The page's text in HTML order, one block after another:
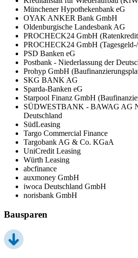
Münchener Hypothekenbank eG
OYAK ANKER Bank GmbH
Oldenburgische Landesbank AG
PROCHECK24 GmbH
PROCHECK24 GmbH
PSD Banken eG
Postbank - Niederlassung der
Prohyp GmbH
SKG BANK AG
Sparda-Banken eG
Starpool Finanz GmbH
SÜDWESTBANK - BAWAG AG
Deutschland
SüdLeasing
Targo Commercial Finance
Targobank AG & Co. KGaA
UniCredit Leasing
Würth Leasing
abcfinance
auxmoney GmbH
iwoca Deutschland GmbH
norisbank GmbH
Bausparen